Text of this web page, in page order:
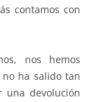
contamos con
nos hemos
ha salido tan
una devolución